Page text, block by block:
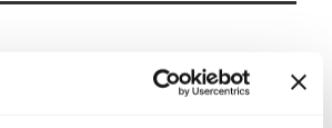
regarding existing business
or excess collateral?